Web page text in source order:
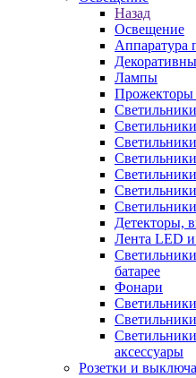
Назад
Освещение
Аппаратура
Лампы
Прожекторы
Детекторы,
Лента LED и
батарее
Фонари
аксессуары
Розетки и